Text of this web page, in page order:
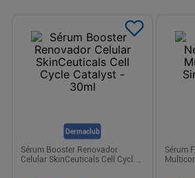
Dermaclub
Sérum Booster Renovador
Celular SkinCeuticals Cell Cycle
Sérum